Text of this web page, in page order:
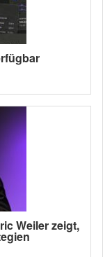
Weiler zeigt,